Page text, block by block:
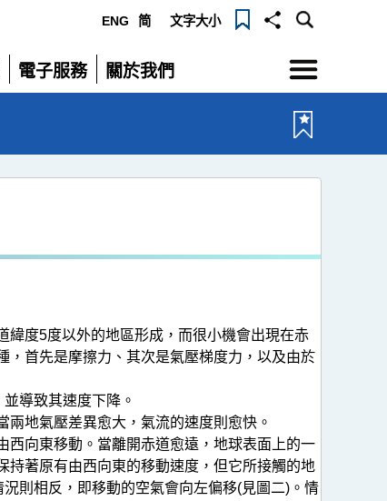
ENG 简 文字大小
電子服務
展
關於我們
展
選
單
緯度5度以外的地區形成，而很小機會出現在赤
，首先是摩擦力、其次是氣壓梯度力，以及由於
導致其速度下降。
地氣壓差異愈大，氣流的速度則愈快。
西向東移動。當離開赤道愈遠，地球表面上的一
持著原有由西向東的移動速度，但它所接觸的地
則相反，即移動的空氣會向左偏移(見圖二)。情